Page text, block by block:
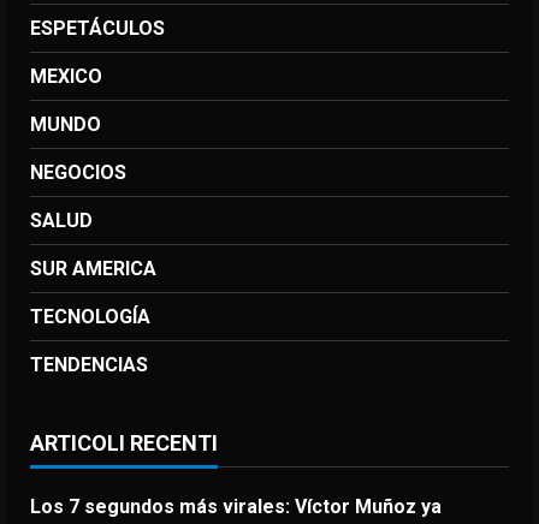
ESPETÁCULOS
MEXICO
MUNDO
NEGOCIOS
SALUD
SUR AMERICA
TECNOLOGÍA
TENDENCIAS
ARTICOLI RECENTI
Los 7 segundos más virales: Víctor Muñoz ya